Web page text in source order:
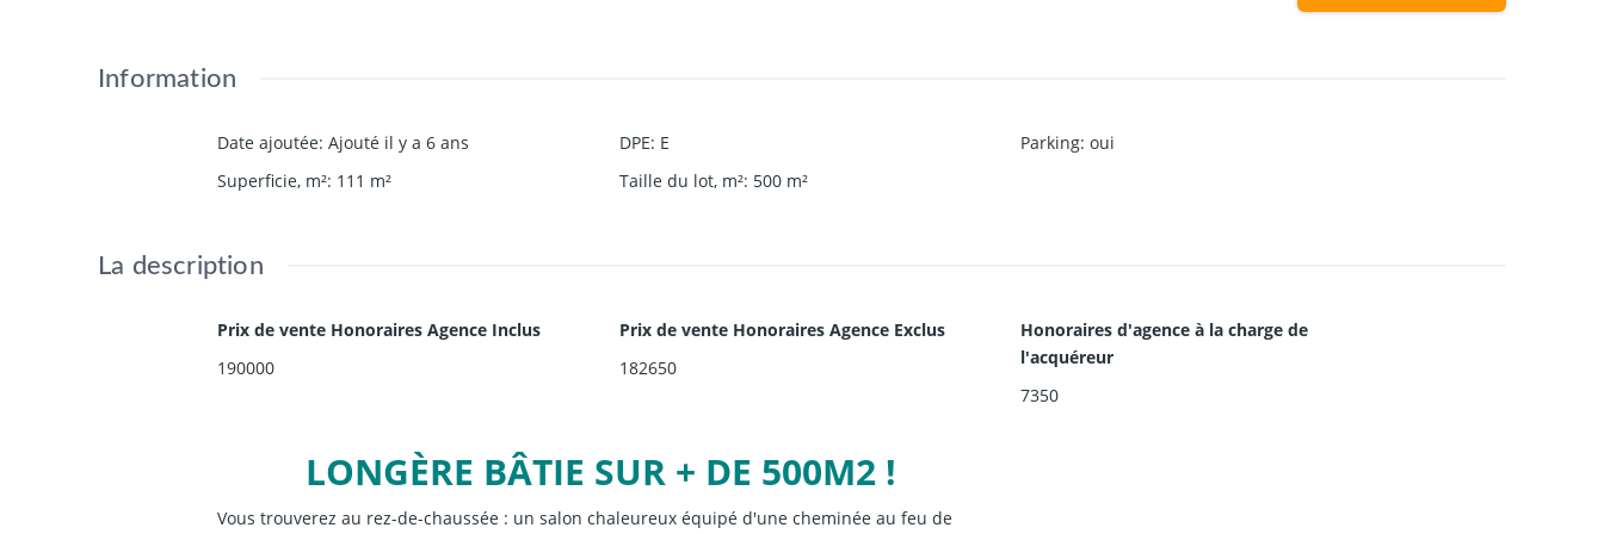
Information
Date ajoutée: Ajouté il y a 6 ans DPE: E Parking: oui
Superficie, m²: 111 m² Taille du lot, m²: 500 m²
La description
Prix de vente Honoraires Agence Inclus
190000
Prix de vente Honoraires Agence Exclus
182650
Honoraires d'agence à la charge de
l'acquéreur
7350
LONGÈRE BÂTIE SUR + DE 500M2 !
Vous trouverez au rez-de-chaussée : un salon chaleureux équipé d'une cheminée au feu de